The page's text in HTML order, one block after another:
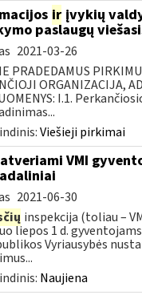
ir įvykių
paslaugų
2021-03-26
PRADEDAMUS
ORGANIZACIJA,
I.1.
Viešieji pirkimai
VMI
2021-06-30
inspekcija (toliau –
liepos 1 d.
Vyriausybės
Naujiena